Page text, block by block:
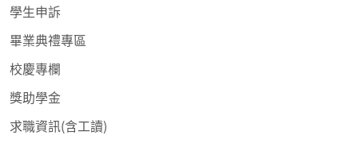
學生申訴
畢業典禮專區
校慶專欄
獎助學金
求職資訊(含工讀)